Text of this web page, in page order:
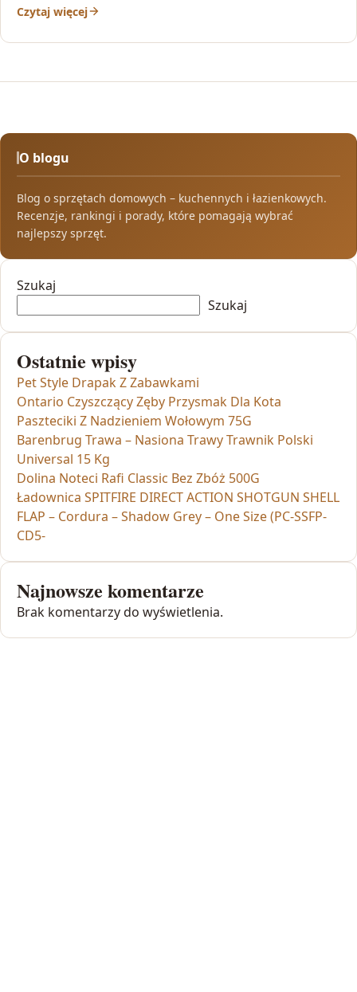
Czytaj więcej
O blogu
Blog o sprzętach domowych – kuchennych i łazienkowych.
Recenzje, rankingi i porady, które pomagają wybrać
najlepszy sprzęt.
Szukaj
Szukaj
Ostatnie wpisy
Pet Style Drapak Z Zabawkami
Ontario Czyszczący Zęby Przysmak Dla Kota
Paszteciki Z Nadzieniem Wołowym 75G
Barenbrug Trawa – Nasiona Trawy Trawnik Polski
Universal 15 Kg
Dolina Noteci Rafi Classic Bez Zbóż 500G
Ładownica SPITFIRE DIRECT ACTION SHOTGUN SHELL
FLAP – Cordura – Shadow Grey – One Size (PC-SSFP-
CD5-
Najnowsze komentarze
Brak komentarzy do wyświetlenia.